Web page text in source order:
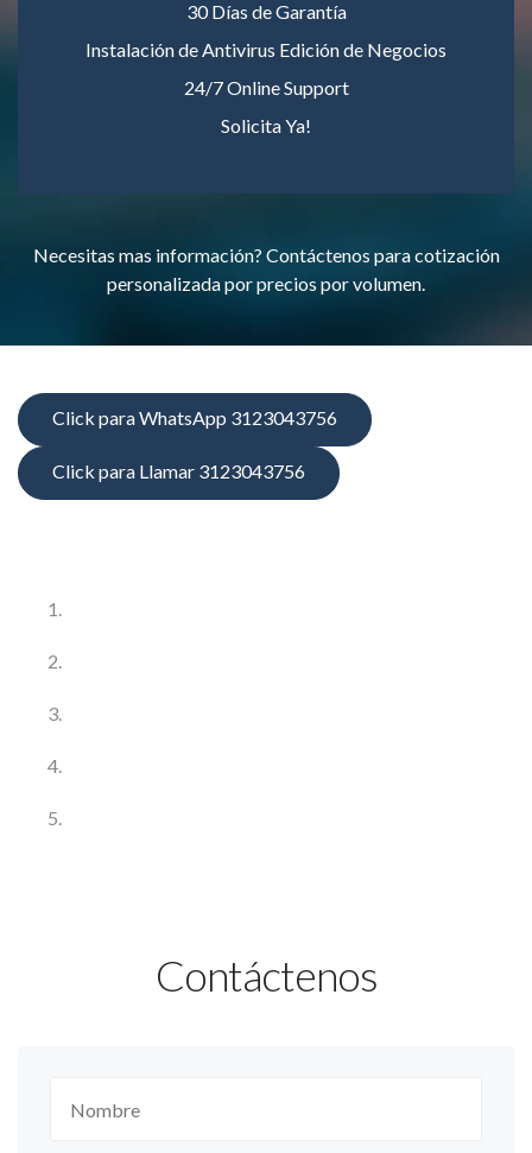
30 Días de Garantía
Instalación de Antivirus Edición de Negocios
24/7 Online Support
Solicita Ya!
Necesitas mas información? Contáctenos para cotización
personalizada por precios por volumen.
Click para WhatsApp 3123043756
Click para Llamar 3123043756
Contáctenos